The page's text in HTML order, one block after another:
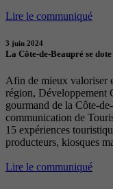
Lire le communiqué
3 juin 2024
La Côte-de-Beaupré se
Afin de mieux valoriser
région, Développement
gourmand de la Côte-
communication de
15 expériences
producteurs, kiosques
Lire le communiqué